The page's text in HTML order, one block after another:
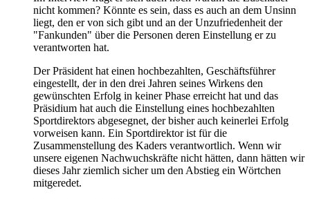
nicht kommen? Könnte es sein, dass es auch an dem Unsinn
liegt, den er von sich gibt und an der Unzufriedenheit der
"Fankunden" über die Personen deren Einstellung er zu
verantworten hat.
Der Präsident hat einen hochbezahlten, Geschäftsführer
eingestellt, der in den drei Jahren seines Wirkens den
gewünschten Erfolg in keiner Phase erreicht hat und das
Präsidium hat auch die Einstellung eines hochbezahlten
Sportdirektors abgesegnet, der bisher auch keinerlei Erfolg
vorweisen kann. Ein Sportdirektor ist für die
Zusammenstellung des Kaders verantwortlich. Wenn wir
unsere eigenen Nachwuchskräfte nicht hätten, dann hätten wir
dieses Jahr ziemlich sicher um den Abstieg ein Wörtchen
mitgeredet.